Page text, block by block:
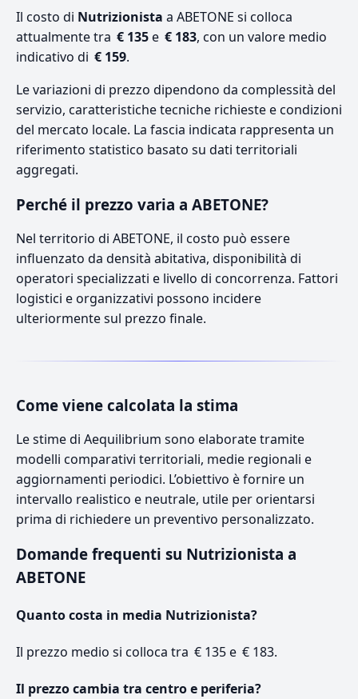
Il costo di Nutrizionista a ABETONE si colloca
attualmente tra € 135e € 183, con un valore medio
indicativo di € 159.
Le variazioni di prezzo dipendono da complessità del
servizio, caratteristiche tecniche richieste e condizioni
del mercato locale. La fascia indicata rappresenta un
riferimento statistico basato su dati territoriali
aggregati.
Perché il prezzo varia a ABETONE?
Nel territorio di ABETONE, il costo può essere
influenzato da densità abitativa, disponibilità di
operatori specializzati e livello di concorrenza. Fattori
logistici e organizzativi possono incidere
ulteriormente sul prezzo finale.
Come viene calcolata la stima
Le stime di Aequilibrium sono elaborate tramite
modelli comparativi territoriali, medie regionali e
aggiornamenti periodici. L’obiettivo è fornire un
intervallo realistico e neutrale, utile per orientarsi
prima di richiedere un preventivo personalizzato.
Domande frequenti su Nutrizionista a
ABETONE
Quanto costa in media Nutrizionista?
Il prezzo medio si colloca tra € 135 e € 183.
Il prezzo cambia tra centro e periferia?